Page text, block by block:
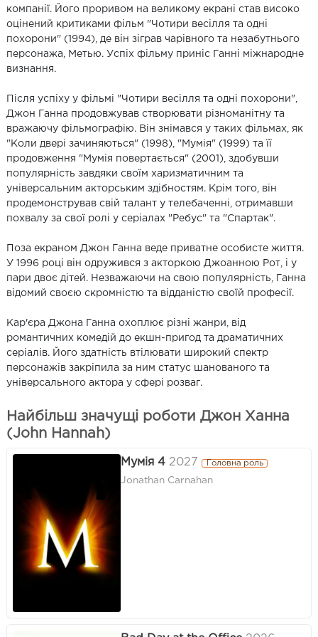
компанії. Його проривом на великому екрані став високо
оцінений критиками фільм "Чотири весілля та одні
похорони" (1994), де він зіграв чарівного та незабутнього
персонажа, Метью. Успіх фільму приніс Ганні міжнародне
визнання.
Після успіху у фільмі "Чотири весілля та одні похорони",
Джон Ганна продовжував створювати різноманітну та
вражаючу фільмографію. Він знімався у таких фільмах, як
"Коли двері зачиняються" (1998), "Мумія" (1999) та її
продовження "Мумія повертається" (2001), здобувши
популярність завдяки своїм харизматичним та
універсальним акторським здібностям. Крім того, він
продемонстрував свій талант у телебаченні, отримавши
похвалу за свої ролі у серіалах "Ребус" та "Спартак".
Поза екраном Джон Ганна веде приватне особисте життя.
У 1996 році він одружився з акторкою Джоанною Рот, і у
пари двоє дітей. Незважаючи на свою популярність, Ганна
відомий своєю скромністю та відданістю своїй професії.
Кар'єра Джона Ганна охоплює різні жанри, від
романтичних комедій до екшн-пригод та драматичних
серіалів. Його здатність втілювати широкий спектр
персонажів закріпила за ним статус шанованого та
універсального актора у сфері розваг.
Найбільш значущі роботи Джон Ханна
(John Hannah)
Мумія 4 2027 Головна роль
Jonathan Carnahan